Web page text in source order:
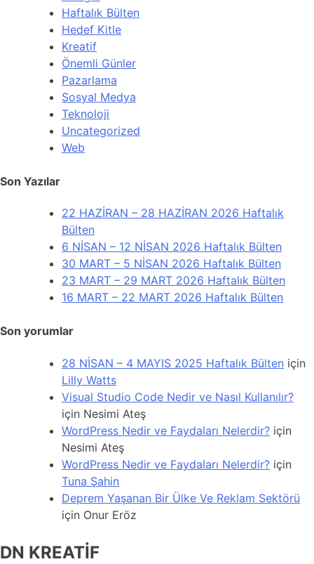
Haftalık Bülten
Hedef Kitle
Kreatif
Önemli Günler
Pazarlama
Sosyal Medya
Teknoloji
Uncategorized
Web
Son Yazılar
22 HAZİRAN – 28 HAZİRAN 2026 Haftalık
Bülten
6 NİSAN – 12 NİSAN 2026 Haftalık Bülten
30 MART – 5 NİSAN 2026 Haftalık Bülten
23 MART – 29 MART 2026 Haftalık Bülten
16 MART – 22 MART 2026 Haftalık Bülten
Son yorumlar
28 NİSAN – 4 MAYIS 2025 Haftalık Bülten için
Lilly Watts
Visual Studio Code Nedir ve Nasıl Kullanılır?
için Nesimi Ateş
WordPress Nedir ve Faydaları Nelerdir? için
Nesimi Ateş
WordPress Nedir ve Faydaları Nelerdir? için
Tuna Şahin
Deprem Yaşanan Bir Ülke Ve Reklam Sektörü
için Onur Eröz
DN KREATİF